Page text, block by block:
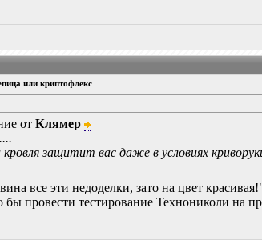
или криптофлекс
отКлямер
защитит вас даже в условиях
все эти недоделки, зато на цвет
бы провести тестирование Технониколи на